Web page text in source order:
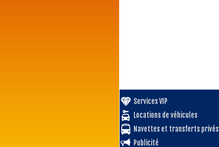
Services VIP
Locations de véhicules
Navettes et transferts privés
Publicité